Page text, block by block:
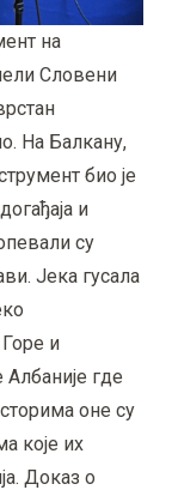
на
Словени
На Балкану,
био је
и
су
Јека гусала
и
где
оне су
које их
Доказ о